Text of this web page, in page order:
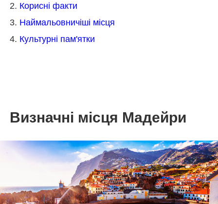
2. Корисні факти
3. Наймальовничіші місця
4. Культурні пам'ятки
Визначні місця Мадейри